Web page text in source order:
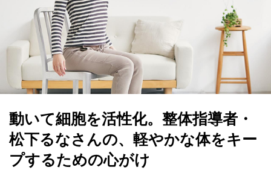
動いて細胞を活性化。整体指導者・
松下るなさんの、軽やかな体をキー
プするための心がけ